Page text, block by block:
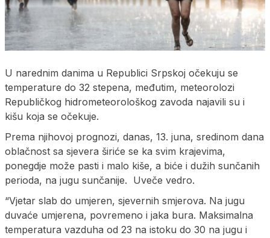
U narednim danima u Republici Srpskoj očekuju se
temperature do 32 stepena, međutim, meteorolozi
Republičkog hidrometeorološkog zavoda najavili su i
kišu koja se očekuje.
Prema njihovoj prognozi, danas, 13. juna, sredinom dana
oblačnost sa sjevera širiće se ka svim krajevima,
ponegdje može pasti i malo kiše, a biće i dužih sunčanih
perioda, na jugu sunčanije. Uveče vedro.
“Vjetar slab do umjeren, sjevernih smjerova. Na jugu
duvaće umjerena, povremeno i jaka bura. Maksimalna
temperatura vazduha od 23 na istoku do 30 na jugu i